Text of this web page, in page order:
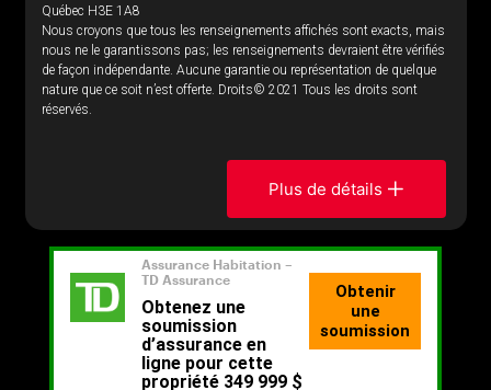
Québec H3E 1A8
Nous croyons que tous les renseignements affichés sont exacts, mais
nous ne le garantissons pas; les renseignements devraient être vérifiés
de façon indépendante. Aucune garantie ou représentation de quelque
nature que ce soit n’est offerte. Droits© 2021 Tous les droits sont
réservés.
Plus de détails